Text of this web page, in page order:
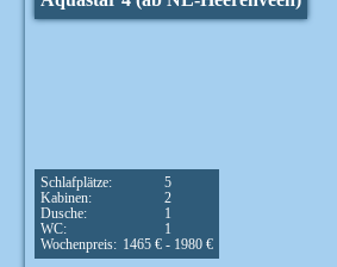
Schlafplätze:
5
Kabinen:
2
Dusche:
1
WC:
1
Wochenpreis: 1465 € - 1980 €